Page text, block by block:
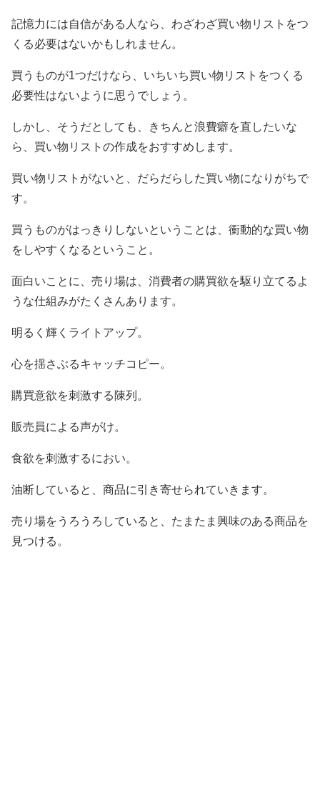
記憶力には自信がある人なら、わざわざ買い物リストをつ
くる必要はないかもしれません。
買うものが1つだけなら、いちいち買い物リストをつくる
必要性はないように思うでしょう。
しかし、そうだとしても、きちんと浪費癖を直したいな
ら、買い物リストの作成をおすすめします。
買い物リストがないと、だらだらした買い物になりがちで
す。
買うものがはっきりしないということは、衝動的な買い物
をしやすくなるということ。
面白いことに、売り場は、消費者の購買欲を駆り立てるよ
うな仕組みがたくさんあります。
明るく輝くライトアップ。
心を揺さぶるキャッチコピー。
購買意欲を刺激する陳列。
販売員による声がけ。
食欲を刺激するにおい。
油断していると、商品に引き寄せられていきます。
売り場をうろうろしていると、たまたま興味のある商品を
見つける。